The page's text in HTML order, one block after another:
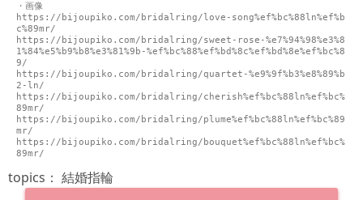
・画像
https://bijoupiko.com/bridalring/love-song%ef%bc%88ln%ef%b
c%89mr/
https://bijoupiko.com/bridalring/sweet-rose-%e7%94%98%e3%8
1%84%e5%b9%b8%e3%81%9b-%ef%bc%88%ef%bd%8c%ef%bd%8e%ef%bc%8
9/
https://bijoupiko.com/bridalring/quartet-%e9%9f%b3%e8%89%b
2-ln/
https://bijoupiko.com/bridalring/cherish%ef%bc%88ln%ef%bc%
89mr/
https://bijoupiko.com/bridalring/plume%ef%bc%88ln%ef%bc%89
mr/
https://bijoupiko.com/bridalring/bouquet%ef%bc%88ln%ef%bc%
topics： 結婚指輪